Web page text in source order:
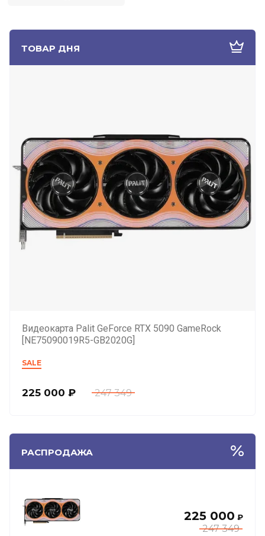
ТОВАР ДНЯ
Видеокарта Palit GeForce RTX 5090 GameRock
[NE75090019R5-GB2020G]
SALE
247 349
225 000 ₽
РАСПРОДАЖА
247 349
225 000 ₽